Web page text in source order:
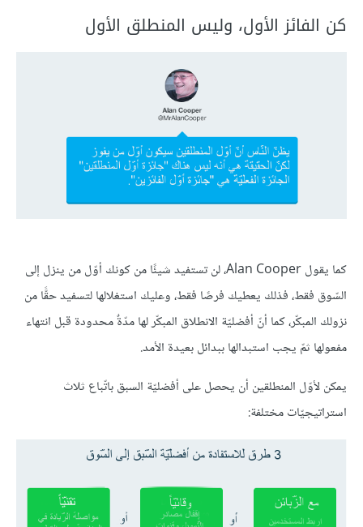
كن الفائز الأول، وليس المنطلق الأول
كما يقول Alan Cooper، لن تستفيد شيئًا من كونك أوّل من ينزل إلى
السّوق فقط، فذلك يعطيك فرصًا فقط، وعليك استغلالها لتسفيد حقًّا من
نزولك المبكّر، كما أنّ أفضليّة الانطلاق المبكّر لها مدّةٌ محدودة قبل انتهاء
مفعولها ثمّ يجب استبدالها ببدائل بعيدة الأمد.
يمكن لأوّل المنطلقين أن يحصل على أفضليّة السبق باتّباع ثلاث
استراتيجيّات مختلفة: